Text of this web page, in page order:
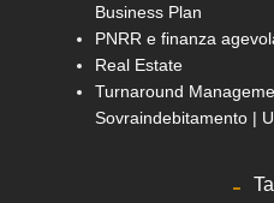
Business Plan
PNRR e finanza
Real Estate
Turnaround
Sovraindebitamento |